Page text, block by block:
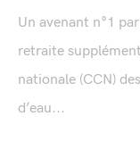
Un avenant n°1
retraite
nationale (CCN)
d’eau...